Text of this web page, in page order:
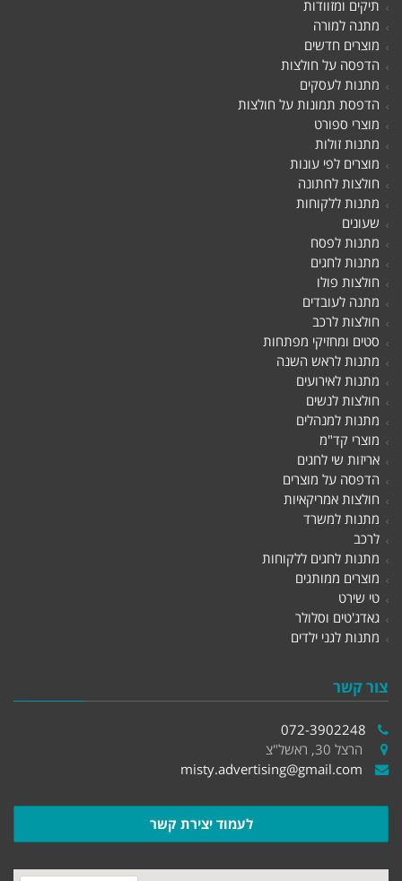
תיקים ומזוודות
מתנה למורה
מוצרים חדשים
הדפסה על חולצות
מתנות לעסקים
הדפסת תמונות על חולצות
מוצרי ספורט
מתנות זולות
מוצרים לפי עונות
חולצות לחתונה
מתנות ללקוחות
שעונים
מתנות לפסח
מתנות לחגים
חולצות פולו
מתנה לעובדים
חולצות לרכב
סטים ומחזיקי מפתחות
מתנות לראש השנה
מתנות לאירועים
חולצות לנשים
מתנות למנהלים
מוצרי קד"מ
אריזות שי לחגים
הדפסה על מוצרים
חולצות אמריקאיות
מתנות למשרד
לרכב
מתנות לחגים ללקוחות
מוצרים ממותגים
טי שירט
גאדג'טים וסלולר
מתנות לגני ילדים
צור קשר
072-3902248
הרצל 30, ראשל"צ
misty.advertising@gmail.com
לעמוד יצירת קשר